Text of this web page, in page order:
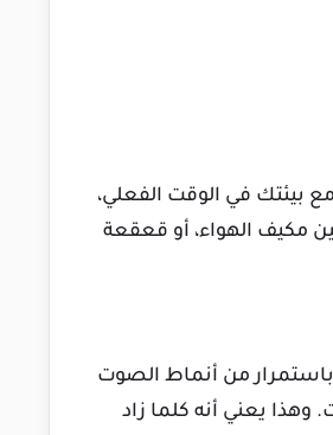
بيئتك في الوقت الفعلي،
مكيف الهواء، أو قعقعة
باستمرار من أنماط الصوت
وهذا يعني أنه كلما زاد